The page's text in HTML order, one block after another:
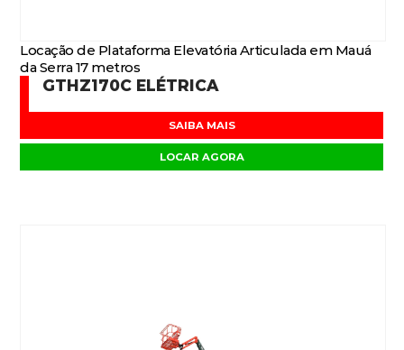
Locação de Plataforma Elevatória Articulada em Mauá
da Serra 17 metros
GTHZ170C ELÉTRICA
SAIBA MAIS
LOCAR AGORA